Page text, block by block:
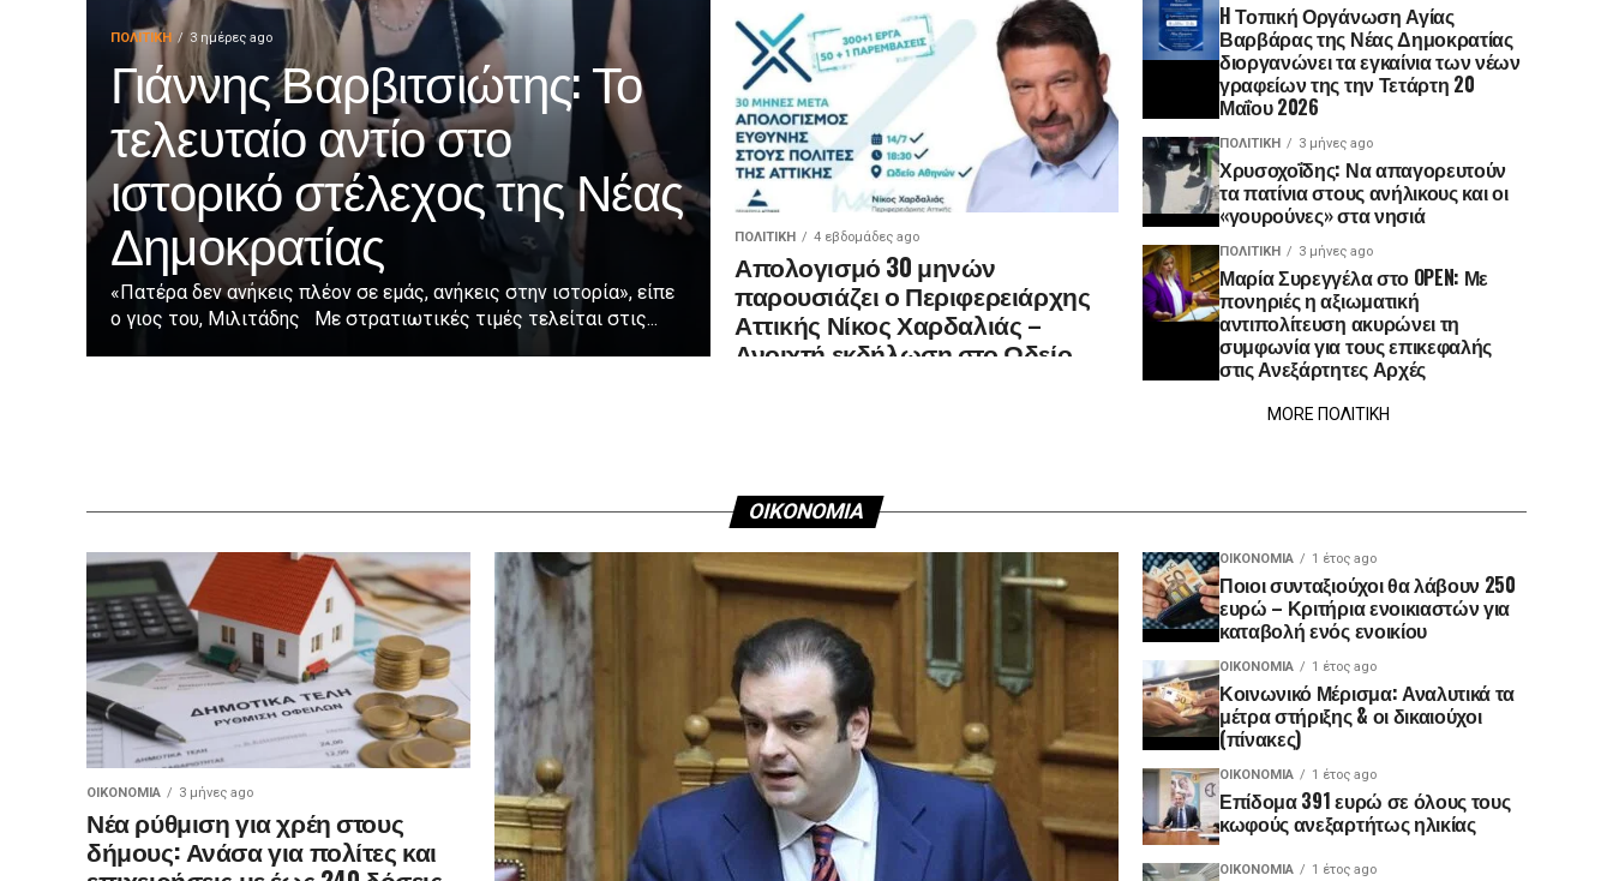
ΠΟΛΙΤΙΚΉ 3 ημέρες ago
Γιάννης Βαρβιτσιώτης: Το
τελευταίο αντίο στο
ιστορικό στέλεχος της Νέας
Δημοκρατίας
«Πατέρα δεν ανήκεις πλέον σε εμάς, ανήκεις στην ιστορία», είπε
ο γιος του, Μιλιτάδης Με στρατιωτικές τιμές τελείται στις...
ΠΟΛΙΤΙΚΉ 4 εβδομάδες ago
Απολογισμό 30 μηνών
παρουσιάζει ο Περιφερειάρχης
Αττικής Νίκος Χαρδαλιάς –
Ανοιχτή εκδήλωση στο Ωδείο
H Τοπική Οργάνωση Αγίας
Βαρβάρας της Νέας Δημοκρατίας
διοργανώνει τα εγκαίνια των νέων
γραφείων της την Τετάρτη 20
Μαΐου 2026
ΠΟΛΙΤΙΚΉ 3 μήνες ago
Χρυσοχοΐδης: Να απαγορευτούν
τα πατίνια στους ανήλικους και οι
«γουρούνες» στα νησιά
ΠΟΛΙΤΙΚΉ 3 μήνες ago
Μαρία Συρεγγέλα στο OPEN: Με
πονηριές η αξιωματική
αντιπολίτευση ακυρώνει τη
συμφωνία για τους επικεφαλής
στις Ανεξάρτητες Αρχές
MORE ΠΟΛΙΤΙΚΗ
ΟΙΚΟΝΟΜΙΑ
ΟΙΚΟΝΟΜΊΑ 3 μήνες ago
Νέα ρύθμιση για χρέη στους
δήμους: Ανάσα για πολίτες και
ΟΙΚΟΝΟΜΊΑ 1 έτος ago
Ποιοι συνταξιούχοι θα λάβουν 250
ευρώ – Κριτήρια ενοικιαστών για
καταβολή ενός ενοικίου
ΟΙΚΟΝΟΜΊΑ 1 έτος ago
Κοινωνικό Μέρισμα: Αναλυτικά τα
μέτρα στήριξης & οι δικαιούχοι
(πίνακες)
ΟΙΚΟΝΟΜΊΑ 1 έτος ago
Επίδομα 391 ευρώ σε όλους τους
κωφούς ανεξαρτήτως ηλικίας
ΟΙΚΟΝΟΜΊΑ 1 έτος ago